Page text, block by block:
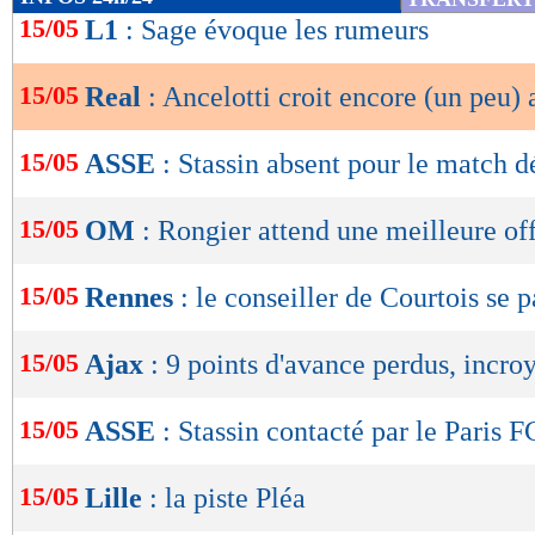
de
OK
15/05 L1 : Sage évoque les rumeurs
15/05 Real : Ancelotti croit encore (un peu)
15/05 ASSE : Stassin absent pour le match
15/05 OM : Rongier attend une meilleure
15/05 Rennes : le conseiller de Courtois se
15/05 Ajax : 9 points d'avance perdus,
15/05 ASSE : Stassin contacté par le Paris
15/05 Lille : la piste Pléa